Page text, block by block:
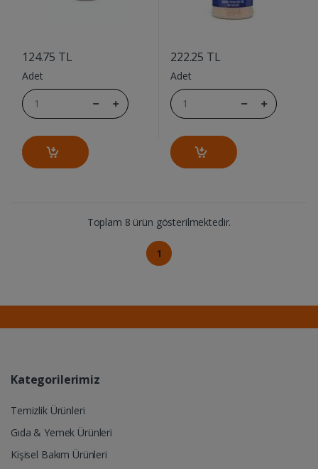
124.75 TL
Adet
222.25 TL
Adet
Toplam 8 ürün gösterilmektedir.
1
Kategorilerimiz
Temizlik Ürünleri
Gıda & Yemek Ürünleri
Kişisel Bakım Ürünleri